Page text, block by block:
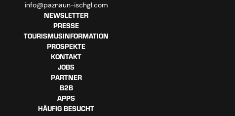
info@paznaun-ischgl.com
NEWSLETTER
PRESSE
TOURISMUSINFORMATION
PROSPEKTE
KONTAKT
JOBS
PARTNER
B2B
APPS
HÄUFIG BESUCHT